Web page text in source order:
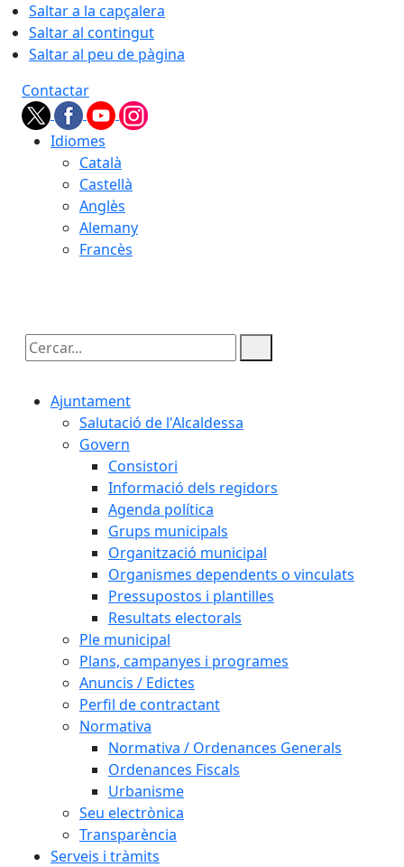
Saltar a la capçalera
Saltar al contingut
Saltar al peu de pàgina
Contactar
Idiomes
Català
Castellà
Anglès
Alemany
Francès
Cercar:
Ajuntament
Salutació de l'Alcaldessa
Govern
Consistori
Informació dels regidors
Agenda política
Grups municipals
Organització municipal
Organismes dependents o vinculats
Pressupostos i plantilles
Resultats electorals
Ple municipal
Plans, campanyes i programes
Anuncis / Edictes
Perfil de contractant
Normativa
Normativa / Ordenances Generals
Ordenances Fiscals
Urbanisme
Seu electrònica
Transparència
Serveis i tràmits